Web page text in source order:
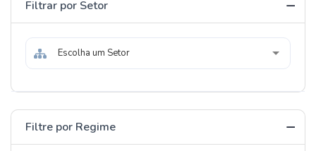
Filtrar por Setor
Escolha um Setor
Filtre por Regime